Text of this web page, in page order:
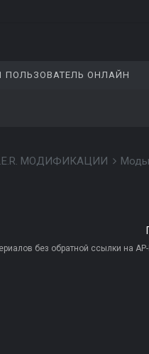
ПОЛЬЗОВАТЕЛЬ ОНЛАЙН
МОДИФИКАЦИИ
без обратной ссылки на